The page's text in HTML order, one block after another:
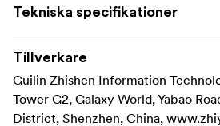
Revolutionerande slingläge och
Det justerbara slinggreppet, i
flexibla handledsstödet som stödjer
vinkeln, minskar avsevärt
samtidigt som du får en mer exakt
Tekniska specifikationer
Tillverkare
Guilin Zhishen Information
Tower G2, Galaxy World, Yabao
District, Shenzhen, China,